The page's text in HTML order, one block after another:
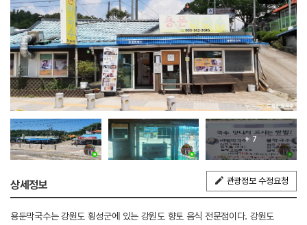
+ 7
상세정보 관광정보 수정요청
용둔막국수는 강원도 횡성군에 있는 강원도 향토 음식 전문점이다. 강원도